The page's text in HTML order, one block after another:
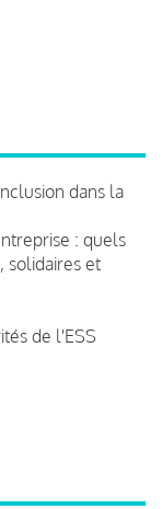
dans la
: quels
solidaires et
de l'ESS